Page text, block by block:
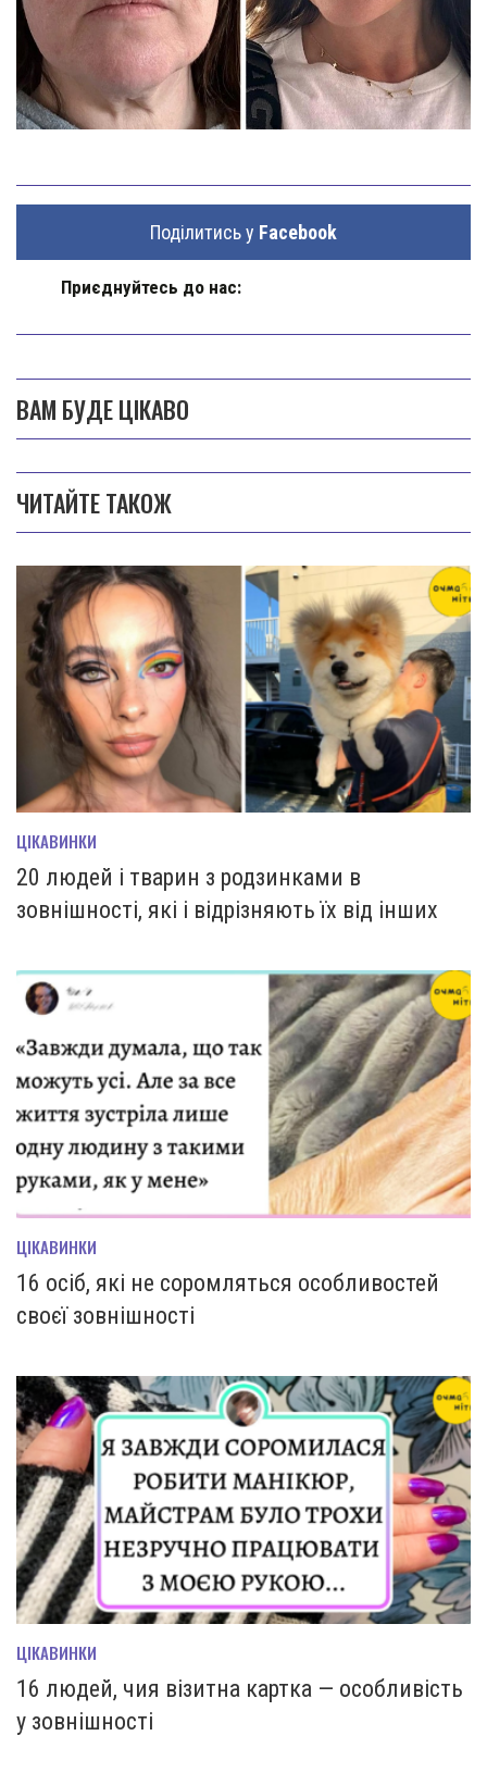
Поділитись у Facebook
Приєднуйтесь до нас:
ВАМ БУДЕ ЦІКАВО
ЧИТАЙТЕ ТАКОЖ
ЦІКАВИНКИ
20 людей і тварин з родзинками в
зовнішності, які і відрізняють їх від інших
ЦІКАВИНКИ
16 осіб, які не соромляться особливостей
своєї зовнішності
ЦІКАВИНКИ
16 людей, чия візитна картка — особливість
у зовнішності